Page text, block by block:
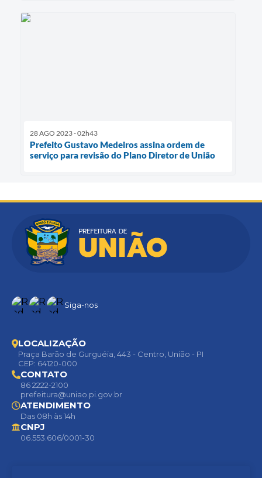
28 AGO 2023 - 02h43
Prefeito Gustavo Medeiros assina ordem de
serviço para revisão do Plano Diretor de União
Siga-nos
LOCALIZAÇÃO
Praça Barão de Gurguéia, 443 - Centro, União - PI
CEP: 64120-000
CONTATO
86 2222-2100
prefeitura@uniao.pi.gov.br
ATENDIMENTO
Das 08h às 14h
CNPJ
06.553.606/0001-30